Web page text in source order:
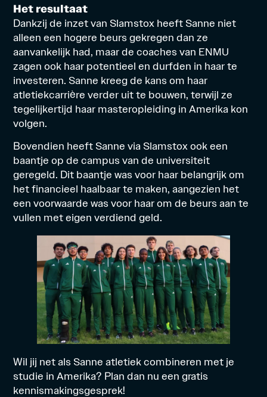
Het resultaat
Dankzij de inzet van Slamstox heeft Sanne niet
alleen een hogere beurs gekregen dan ze
aanvankelijk had, maar de coaches van ENMU
zagen ook haar potentieel en durfden in haar te
investeren. Sanne kreeg de kans om haar
atletiekcarrière verder uit te bouwen, terwijl ze
tegelijkertijd haar masteropleiding in Amerika kon
volgen.
Bovendien heeft Sanne via Slamstox ook een
baantje op de campus van de universiteit
geregeld. Dit baantje was voor haar belangrijk om
het financieel haalbaar te maken, aangezien het
een voorwaarde was voor haar om de beurs aan te
vullen met eigen verdiend geld.
Wil jij net als Sanneatletiek combineren met je
studie in Amerika? Plan dan nu eengratis
kennismakingsgesprek!